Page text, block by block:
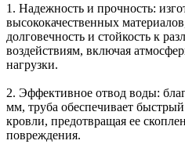
1. Надежность и прочность:
высококачественных
долговечность и стойкость к
воздействиям, включая
нагрузки.
2. Эффективное отвод воды:
мм, труба обеспечивает
кровли, предотвращая ее
повреждения.